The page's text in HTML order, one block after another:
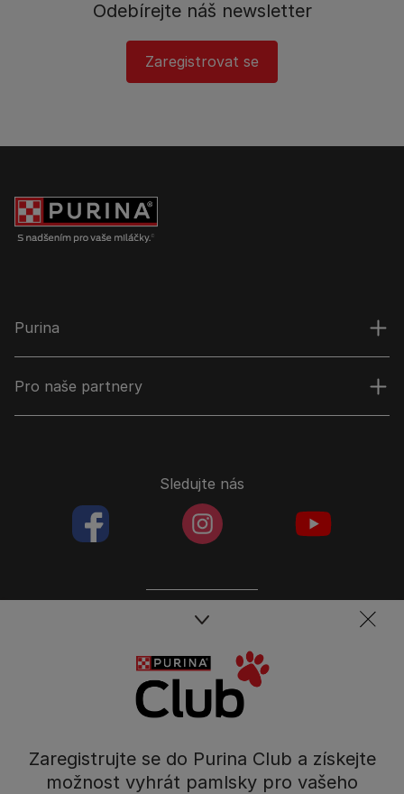
Odebírejte náš newsletter
Zaregistrovat se
Zaregistrujte se do Purina Club a získejte
možnost vyhrát pamlsky pro vašeho
Purina
Pro naše partnery
Spojte se s týmem péče o domácí mazlíčky
Tel.: 800 135 135
Mezi Vodami 2035/31,
Praha 4 - Modřany
Sledujte nás
facebookColoredinstagramColored